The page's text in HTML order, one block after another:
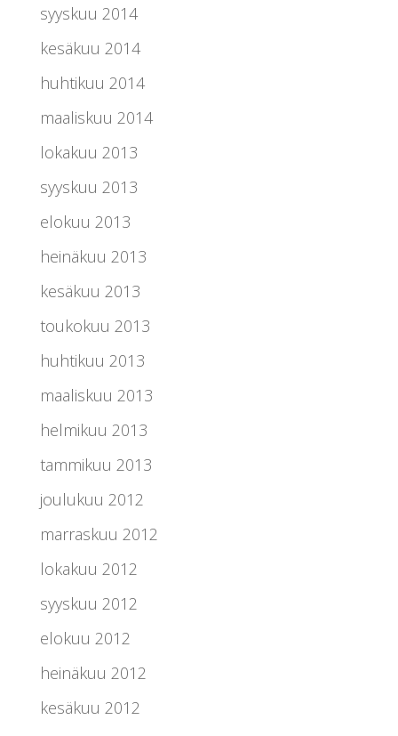
syyskuu 2014
kesäkuu 2014
huhtikuu 2014
maaliskuu 2014
lokakuu 2013
syyskuu 2013
elokuu 2013
heinäkuu 2013
kesäkuu 2013
toukokuu 2013
huhtikuu 2013
maaliskuu 2013
helmikuu 2013
tammikuu 2013
joulukuu 2012
marraskuu 2012
lokakuu 2012
syyskuu 2012
elokuu 2012
heinäkuu 2012
kesäkuu 2012